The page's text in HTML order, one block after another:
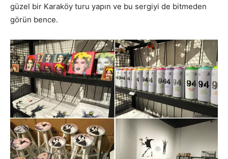
güzel bir Karaköy turu yapın ve bu sergiyi de bitmeden
görün bence.